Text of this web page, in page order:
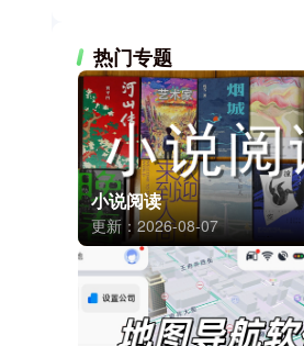
热门专题
小说阅读
更新：2026-08-07